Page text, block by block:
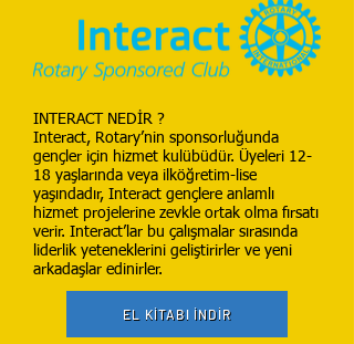
INTERACT NEDİR ?
Interact, Rotary’nin sponsorluğunda
gençler için hizmet kulübüdür. Üyeleri 12-
18 yaşlarında veya ilköğretim-lise
yaşındadır, Interact gençlere anlamlı
hizmet projelerine zevkle ortak olma fırsatı
verir. Interact’lar bu çalışmalar sırasında
liderlik yeteneklerini geliştirirler ve yeni
arkadaşlar edinirler.
EL KİTABI İNDİR